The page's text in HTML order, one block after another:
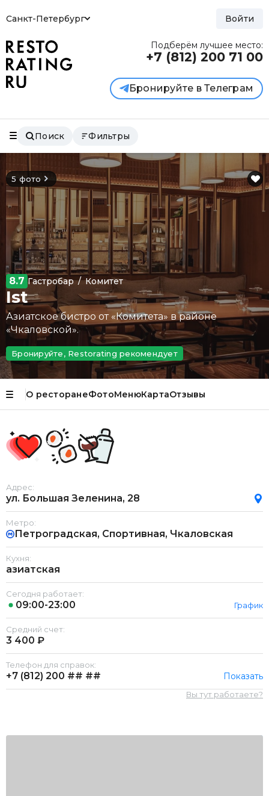
Санкт-Петербург Войти
Подберём лучшее место:
+7 (812) 200 71 00
Бронируйте в Телеграм
Поиск Фильтры
5 фото
8.7 Гастробар / Комитет
Ist
Азиатское бистро от «Комитета» в районе
«Чкаловской».
Бронируйте, Restorating рекомендует
О ресторанеФотоМенюКартаОтзывы
Адрес:
ул. Большая Зеленина, 28
Метро:
Петроградская, Спортивная, Чкаловская
Кухня:
азиатская
Сегодня работает:
09:00-23:00 График
Средний счет:
3 400 ₽
Телефон для справок:
+7 (812) 200 ## ## Показать
Вы тут работаете?